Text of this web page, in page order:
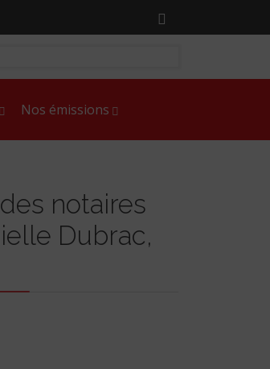
Nos émissions
notaires
Dubrac,